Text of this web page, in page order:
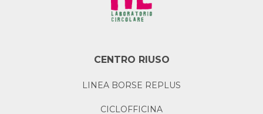
CENTRO RIUSO
LINEA BORSE REPLUS
CICLOFFICINA